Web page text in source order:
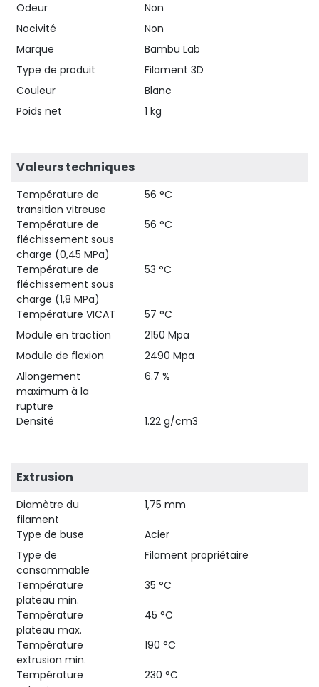
Odeur
Non
Nocivité
Non
Marque
Bambu Lab
Type de produit
Filament 3D
Couleur
Blanc
Poids net
1 kg
Valeurs techniques
Température de
transition vitreuse
56 °C
Température de
fléchissement sous
charge (0,45 MPa)
56 °C
Température de
fléchissement sous
charge (1,8 MPa)
53 °C
Température VICAT
57 °C
Module en traction
2150 Mpa
Module de flexion
2490 Mpa
Allongement
maximum à la
rupture
6.7 %
Densité 1.22 g/cm3
Extrusion
Diamètre du
filament
1,75 mm
Type de buse
Acier
Type de
consommable
Filament propriétaire
Température
plateau min.
35 °C
Température
plateau max.
45 °C
Température
extrusion min.
190 °C
Température
230 °C